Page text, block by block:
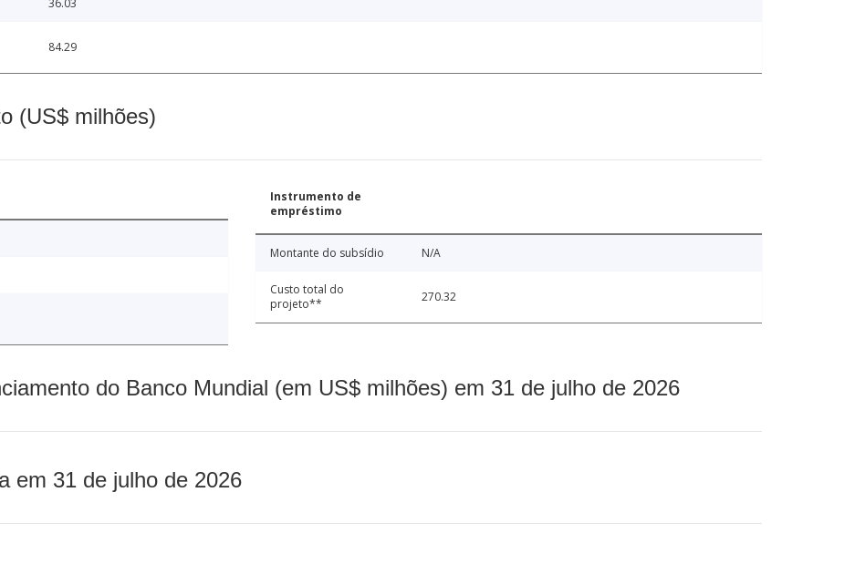
36.03
84.29
(US$ milhões)
Instrumento de
empréstimo
Montante do subsídio N/A
Custo total do
projeto**
270.32
do Banco Mundial (em US$ milhões) em 31 de julho de 2026
em 31 de julho de 2026